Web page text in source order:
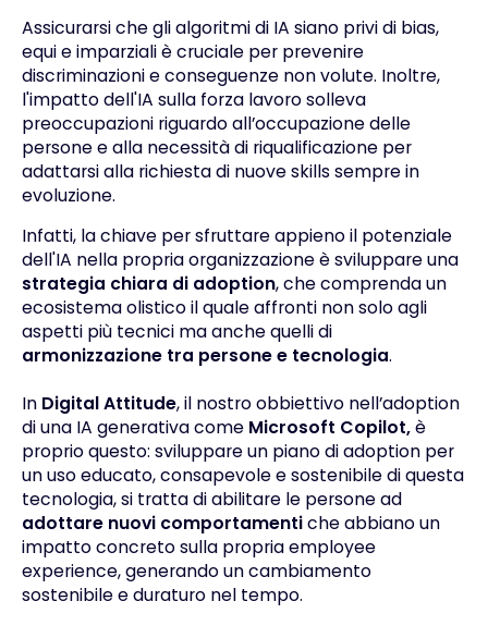
Assicurarsi che gli algoritmi di IA siano privi di bias,
equi e imparziali è cruciale per prevenire
discriminazioni e conseguenze non volute. Inoltre,
l'impatto dell'IA sulla forza lavoro solleva
preoccupazioni riguardo all’occupazione delle
persone e alla necessità di riqualificazione per
adattarsi alla richiesta di nuove skills sempre in
evoluzione.
Infatti, la chiave per sfruttare appieno il potenziale
dell'IA nella propria organizzazione è sviluppare una
strategia chiara di adoption, che comprenda un
ecosistema olistico il quale affronti non solo agli
aspetti più tecnici ma anche quelli di
armonizzazione tra persone e tecnologia.
In Digital Attitude, il nostro obbiettivo nell’adoption
di una IA generativa come Microsoft Copilot,è
proprio questo: sviluppare un piano di adoption per
un uso educato, consapevole e sostenibile di questa
tecnologia, si tratta di abilitare le persone ad
adottare nuovi comportamentiche abbiano un
impatto concreto sulla propria employee
experience, generando un cambiamento
sostenibile e duraturo nel tempo.